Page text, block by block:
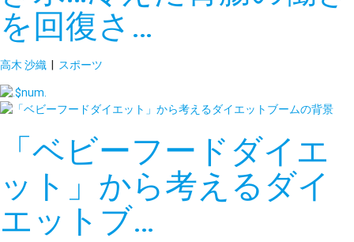
を回復さ…
高木 沙織 | スポーツ
「ベビーフードダイエ
ット」から考えるダイ
エットブ…